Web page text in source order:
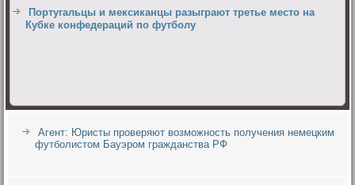
Португальцы и мексиканцы разыграют третье место на
Кубке конфедераций по футболу
Агент: Юристы проверяют возможность получения немецким
футболистом Бауэром гражданства РФ